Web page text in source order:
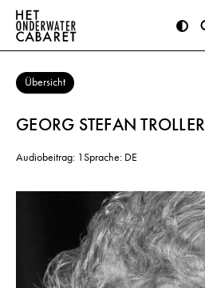
Übersicht
GEORG STEFAN TROLLER
Audiobeitrag: 1Sprache: DE